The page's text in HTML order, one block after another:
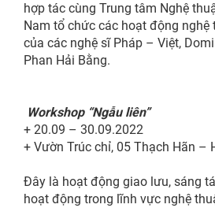
hợp tác cùng Trung tâm Nghệ
Nam tổ chức các hoạt động nghệ
của các nghệ sĩ Pháp – Việt,
Phan Hải Bằng.
Workshop “Ngẫu liên”
+ 20.09 – 30.09.2022
+ Vườn Trúc chỉ, 05 Thạch Hãn –
Đây là hoạt động giao lưu, sáng
hoạt động trong lĩnh vực nghệ